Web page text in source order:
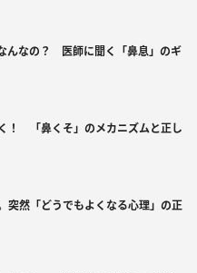
んなの？ 医師に聞く「鼻息」のギ
！ 「鼻くそ」のメカニズムと正し
突然「どうでもよくなる心理」の正